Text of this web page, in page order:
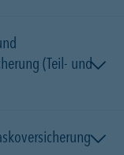
(Teil- und